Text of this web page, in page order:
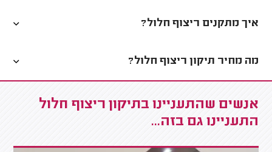
איך מתקנים ריצוף חלול?
מה מחיר תיקון ריצוף חלול?
אנשים שהתעניינו בתיקון ריצוף חלול
התעניינו גם בזה...